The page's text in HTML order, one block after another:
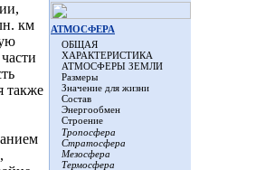
км
также
АТМОСФЕРА
ОБЩАЯ
ХАРАКТЕРИСТИКА
АТМОСФЕРЫ ЗЕМЛИ
Размеры
Значение для жизни
Состав
Энергообмен
Строение
Тропосфера
Стратосфера
Мезосфера
Термосфера